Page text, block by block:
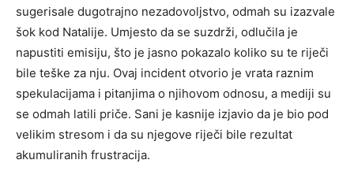
sugerisale dugotrajno nezadovoljstvo, odmah su izazvale
šok kod Natalije. Umjesto da se suzdrži, odlučila je
napustiti emisiju, što je jasno pokazalo koliko su te riječi
bile teške za nju. Ovaj incident otvorio je vrata raznim
spekulacijama i pitanjima o njihovom odnosu, a mediji su
se odmah latili priče. Sani je kasnije izjavio da je bio pod
velikim stresom i da su njegove riječi bile rezultat
akumuliranih frustracija.